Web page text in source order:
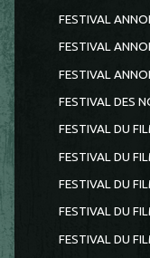
FESTIVAL
FESTIVAL
FESTIVAL
FESTIVAL DES
FESTIVAL DU
FESTIVAL DU
FESTIVAL DU
FESTIVAL DU
FESTIVAL DU